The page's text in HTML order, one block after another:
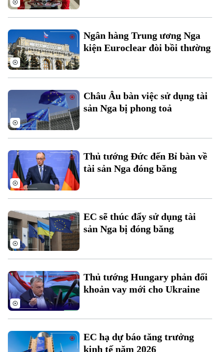
Theo dõi Hà Nội On
Tư vấn sức khỏe
Quần vợt
Tin tức
Sao
Điện ảnh
Âm nhạc
Đã phát sóng
Ngân hàng Trung ương Nga
kiện Euroclear đòi bồi thường
Châu Âu bàn việc sử dụng tài
sản Nga bị phong toả
Thủ tướng Đức đến Bỉ bàn về
tài sản Nga đóng băng
EC sẽ thúc đẩy sử dụng tài
sản Nga bị đóng băng
Thủ tướng Hungary phản đối
khoản vay mới cho Ukraine
EC hạ dự báo tăng trưởng
kinh tế năm 2026